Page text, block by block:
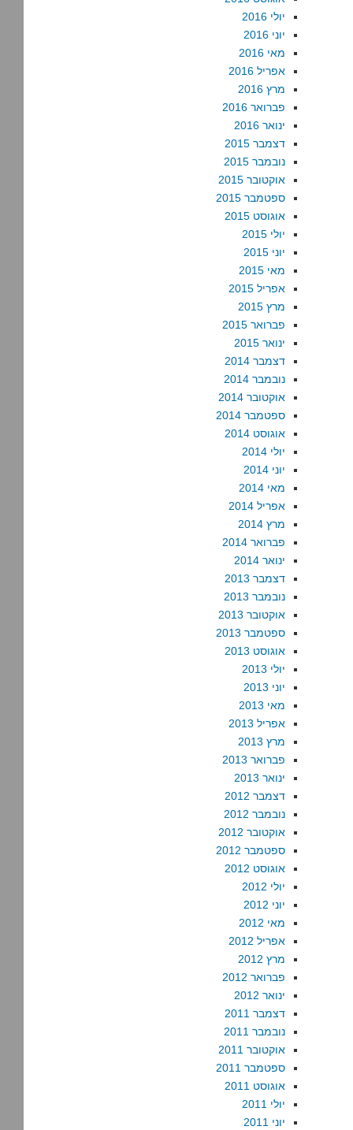
יולי 2016
יוני 2016
מאי 2016
אפריל 2016
מרץ 2016
פברואר 2016
ינואר 2016
דצמבר 2015
נובמבר 2015
אוקטובר 2015
ספטמבר 2015
אוגוסט 2015
יולי 2015
יוני 2015
מאי 2015
אפריל 2015
מרץ 2015
פברואר 2015
ינואר 2015
דצמבר 2014
נובמבר 2014
אוקטובר 2014
ספטמבר 2014
אוגוסט 2014
יולי 2014
יוני 2014
מאי 2014
אפריל 2014
מרץ 2014
פברואר 2014
ינואר 2014
דצמבר 2013
נובמבר 2013
אוקטובר 2013
ספטמבר 2013
אוגוסט 2013
יולי 2013
יוני 2013
מאי 2013
אפריל 2013
מרץ 2013
פברואר 2013
ינואר 2013
דצמבר 2012
נובמבר 2012
אוקטובר 2012
ספטמבר 2012
אוגוסט 2012
יולי 2012
יוני 2012
מאי 2012
אפריל 2012
מרץ 2012
פברואר 2012
ינואר 2012
דצמבר 2011
נובמבר 2011
אוקטובר 2011
ספטמבר 2011
אוגוסט 2011
יולי 2011
יוני 2011